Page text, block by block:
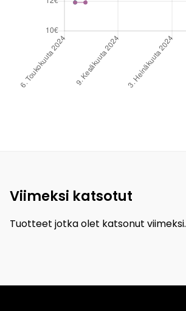
Viimeksi katsotut
Tuotteet jotka olet katsonut viimeksi.